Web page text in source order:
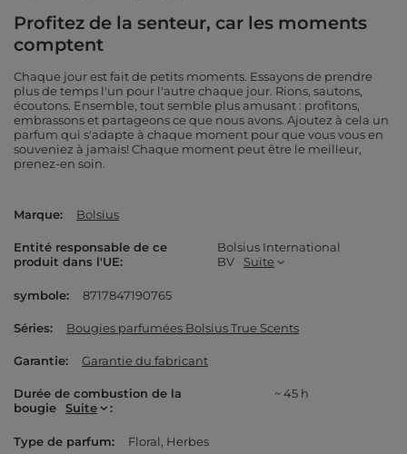
Profitez de la senteur, car les moments
comptent
Chaque jour est fait de petits moments. Essayons de prendre
plus de temps l'un pour l'autre chaque jour. Rions, sautons,
écoutons. Ensemble, tout semble plus amusant : profitons,
embrassons et partageons ce que nous avons. Ajoutez à cela un
parfum qui s'adapte à chaque moment pour que vous vous en
souveniez à jamais! Chaque moment peut être le meilleur,
prenez-en soin.
Marque Bolsius
Entité responsable de ce
produit dans l'UE
Bolsius International
BV
Suite
symbole 8717847190765
Séries Bougies parfumées Bolsius True Scents
Garantie Garantie du fabricant
Durée de combustion de la
bougie
Suite
~ 45 h
Type de parfum Floral Herbes